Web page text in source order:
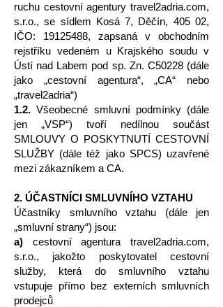
ruchu cestovní agentury travel2adria.com,
s.r.o., se sídlem Kosá 7, Děčín, 405 02,
IČO: 19125488, zapsaná v obchodním
rejstříku vedeném u Krajského soudu v
Ústí nad Labem pod sp. Zn. C50228 (dále
jako „cestovní agentura“, „CA“ nebo
„travel2adria“)
1.2. Všeobecné smluvní podmínky (dále
jen „VSP“) tvoří nedílnou součást
SMLOUVY O POSKYTNUTÍ CESTOVNÍ
SLUŽBY (dále též jako SPCS) uzavřené
mezi zákazníkem a CA.
2. ÚČASTNÍCI SMLUVNÍHO VZTAHU
Účastníky smluvního vztahu (dále jen
„smluvní strany“) jsou:
a) cestovní agentura travel2adria.com,
s.r.o., jakožto poskytovatel cestovní
služby, která do smluvního vztahu
vstupuje přímo bez externích smluvních
prodejců